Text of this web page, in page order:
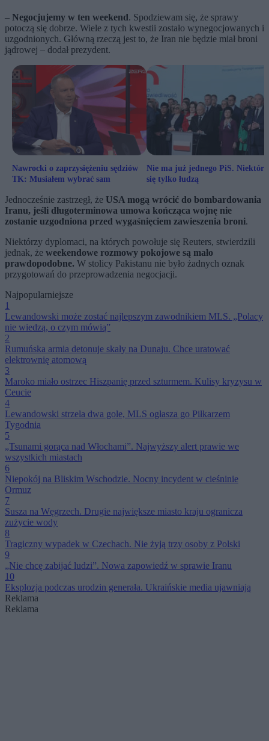
– Negocjujemy w ten weekend. Spodziewam się, że sprawy
potoczą się dobrze. Wiele z tych kwestii zostało wynegocjowanych i
uzgodnionych. Główną rzeczą jest to, że Iran nie będzie miał broni
jądrowej – dodał prezydent.
Nawrocki o zaprzysiężeniu sędziów
TK: Musiałem wybrać sam
Nie ma już jednego PiS.
się tylko łudzą
Jednocześnie zastrzegł, że USA mogą wrócić do bombardowania
Iranu, jeśli długoterminowa umowa kończąca wojnę nie
zostanie uzgodniona przed wygaśnięciem zawieszenia broni.
Niektórzy dyplomaci, na których powołuje się Reuters, stwierdzili
jednak, że weekendowe rozmowy pokojowe są mało
prawdopodobne. W stolicy Pakistanu nie było żadnych oznak
przygotowań do przeprowadzenia negocjacji.
Najpopularniejsze
1
Lewandowski może zostać najlepszym zawodnikiem MLS. „Polacy
nie wiedzą, o czym mówią”
2
Rumuńska armia detonuje skały na Dunaju. Chce uratować
elektrownię atomową
3
Maroko miało ostrzec Hiszpanię przed szturmem. Kulisy kryzysu w
Ceucie
4
Lewandowski strzela dwa gole, MLS ogłasza go Piłkarzem
Tygodnia
5
„Tsunami gorąca nad Włochami”. Najwyższy alert prawie we
wszystkich miastach
6
Niepokój na Bliskim Wschodzie. Nocny incydent w cieśninie
Ormuz
7
Susza na Węgrzech. Drugie największe miasto kraju ogranicza
zużycie wody
8
Tragiczny wypadek w Czechach. Nie żyją trzy osoby z Polski
9
„Nie chcę zabijać ludzi”. Nowa zapowiedź w sprawie Iranu
10
Eksplozja podczas urodzin generała. Ukraińskie media ujawniają
Reklama
Reklama